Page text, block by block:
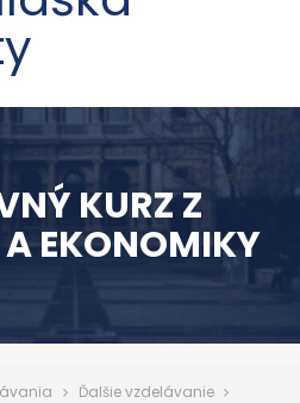
KURZ Z
EKONOMIKY
Ďalšie vzdelávanie